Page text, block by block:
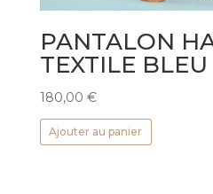
PANTALON
TEXTILE BLEU
180,00 €
Ajouter au panier